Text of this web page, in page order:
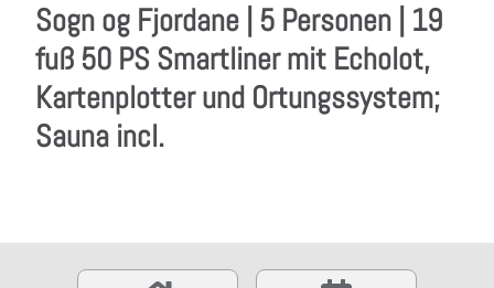
Sogn og Fjordane | 5 Personen | 19
fuß 50 PS Smartliner mit Echolot,
Kartenplotter und Ortungssystem;
Sauna incl.